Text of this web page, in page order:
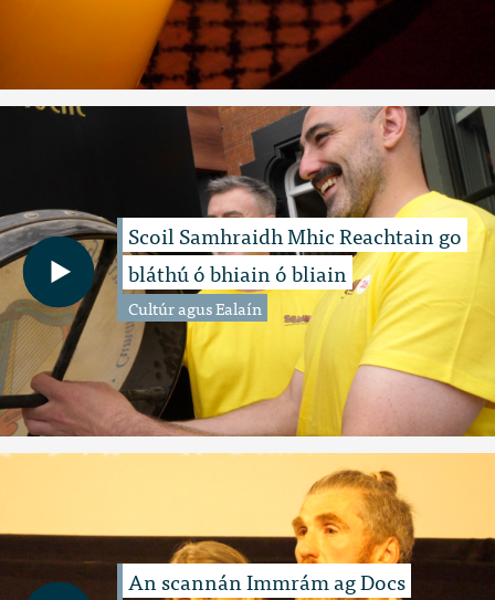
Scoil Samhraidh Mhic Reachtain go
bláthú ó bhiain ó bliain
Cultúr agus Ealaín
An scannán Immrám ag Docs